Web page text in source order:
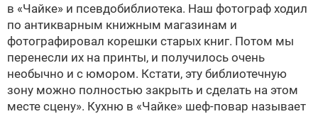
в «Чайке» и псевдобиблиотека. Наш фотограф ходил
по антикварным книжным магазинам и
фотографировал корешки старых книг. Потом мы
перенесли их на принты, и получилось очень
необычно и с юмором. Кстати, эту библиотечную
зону можно полностью закрыть и сделать на этом
месте сцену». Кухню в «Чайке» шеф-повар называет